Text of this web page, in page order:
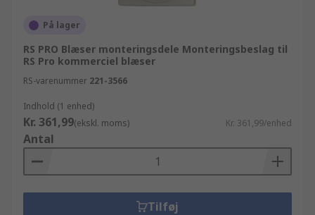
På lager
RS PRO Blæser monteringsdele Monteringsbeslag til
RS Pro kommerciel blæser
RS-varenummer 221-3566
Indhold (1 enhed)
Kr. 361,99(ekskl. moms) Kr. 361,99/enhed
Antal
Tilføj